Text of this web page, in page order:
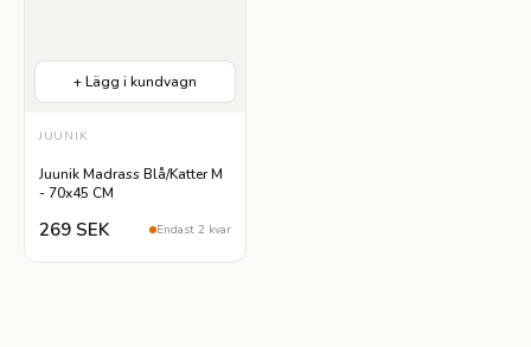
+ Lägg i kundvagn
JUUNIK
Juunik Madrass Blå/Katter M
- 70x45 CM
269 SEK Endast 2 kvar